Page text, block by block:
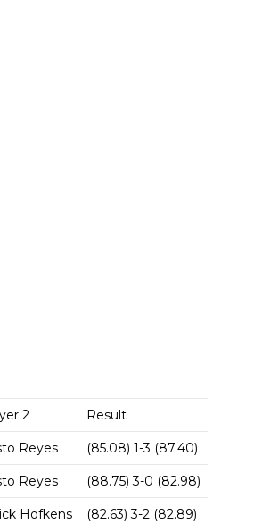
2 Result
Reyes (85.08) 1-3 (87.40)
Reyes (88.75) 3-0 (82.98)
Hofkens (82.63) 3-2 (82.89)